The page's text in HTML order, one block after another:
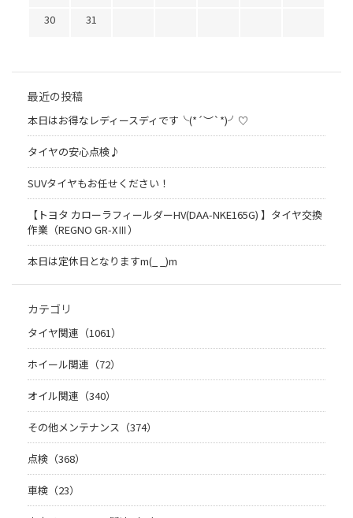
30
31
最近の投稿
本日はお得なレディースディです╰(*´︶`*)╯♡
タイヤの安心点検♪
SUVタイヤもお任せください！
【トヨタ カローラフィールダーHV(DAA-NKE165G) 】タイヤ交換
作業（REGNO GR-XⅢ）
本日は定休日となりますm(_ _)m
カテゴリ
タイヤ関連（1061）
ホイール関連（72）
オイル関連（340）
その他メンテナンス（374）
点検（368）
車検（23）